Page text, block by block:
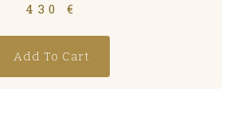
430€
Add To Cart